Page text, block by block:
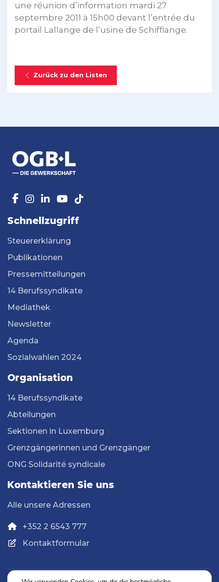
une réunion d’information mardi 27
septembre 2011 à 15h00 devant l’entrée du
portail Lallange de l’usine de Schifflange.
Zurück zu den Listen
Schnellzugriff
Steuererklärung
Publikationen
Pressemitteilungen
14 Berufssyndikate
Mediathek
Newsletter
Agenda
Sozialwahlen 2024
Organisation
14 Berufssyndikate
Abteilungen
Sektionen in Luxemburg
Grenzgängerinnen und Grenzgänger
ONG Solidarité syndicale
Kontaktieren Sie uns
Alle unsere Adressen
+352 2 6543 777
Kontaktformular